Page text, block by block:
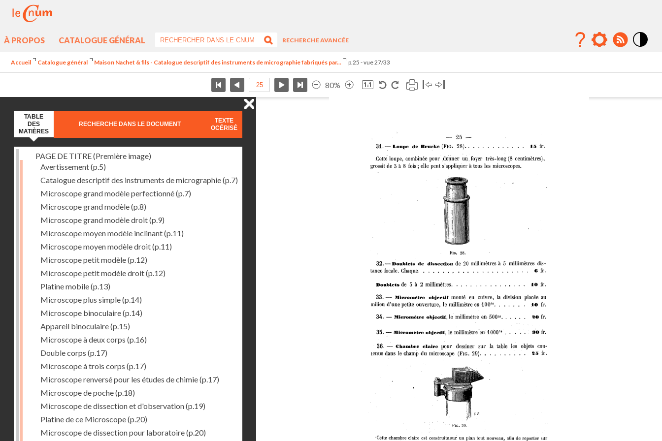
À PROPOS CATALOGUE GÉNÉRAL
RECHERCHE AVANCÉE
Accueil Catalogue général Maison Nachet & fils - Catalogue descriptif des instruments de micrographie fabriqués par... p.25 - vue 27/33
80%
TABLE
DES
MATIÈRES
RECHERCHE DANS LE DOCUMENT
TEXTE
OCÉRISÉ
PAGE DE TITRE (Première image)
Avertissement(p.5)
Catalogue descriptif des instruments de micrographie(p.7)
Microscope grand modèle perfectionné(p.7)
Microscope grand modèle(p.8)
Microscope grand modèle droit(p.9)
Microscope moyen modèle inclinant(p.11)
Microscope moyen modèle droit(p.11)
Microscope petit modèle(p.12)
Microscope petit modèle droit(p.12)
Platine mobile(p.13)
Microscope plus simple(p.14)
Microscope binoculaire(p.14)
Appareil binoculaire(p.15)
Microscope à deux corps (p.16)
Double corps (p.17)
Microscope à trois corps (p.17)
Microscope renversé pour les études de chimie(p.17)
Microscope de poche(p.18)
Microscope de dissection et d'observation(p.19)
Platine de ce Microscope(p.20)
Microscope de dissection pour laboratoire(p.20)